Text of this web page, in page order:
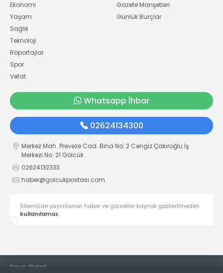
Ekonomi
Yaşam
Sağlık
Teknoloji
Röportajlar
Spor
Vefat
Gazete Manşetleri
Günlük Burçlar
Whatsapp İhbar
02624134300
Merkez Mah. Preveze Cad. Bina No: 2 Cengiz Çakıroğlu İş
Merkezi No: 21 Gölcük
02624132333
haber@golcukpostasi.com
Sitemizde yayımlanan haber ve görseller kaynak gösterilmeden
kullanılamaz.
Yayın İlkeleri